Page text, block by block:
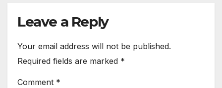
Leave a Reply
Your email address will not be published.
Required fields are marked *
Comment *